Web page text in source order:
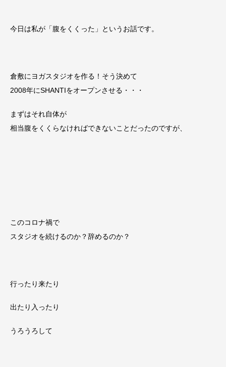
今日は私が「腹をくくった」というお話です。
倉敷にヨガスタジオを作る！そう決めて
2008年にSHANTIをオープンさせる・・・
まずはそれ自体が
相当腹をくくらなければできないことだったのですが、
このコロナ禍で
スタジオを続けるのか？辞めるのか？
行ったり来たり
出たり入ったり
うろうろして